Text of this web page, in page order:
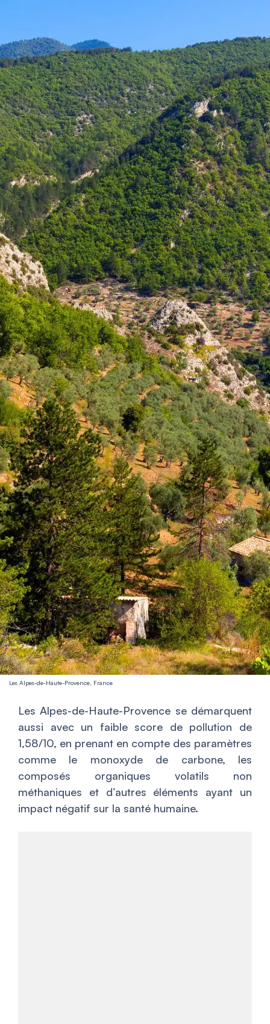
Les Alpes-de-Haute-Provence, France
Les Alpes-de-Haute-Provence se démarquent
aussi avec un faible score de pollution de
1,58/10, en prenant en compte des paramètres
comme le monoxyde de carbone, les
composés organiques volatils non
méthaniques et d’autres éléments ayant un
impact négatif sur la santé humaine.